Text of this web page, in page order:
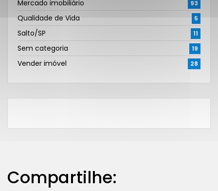
Mercado imobiliário 93
Qualidade de Vida 5
Salto/SP 11
Sem categoria 19
Vender imóvel 28
Compartilhe: